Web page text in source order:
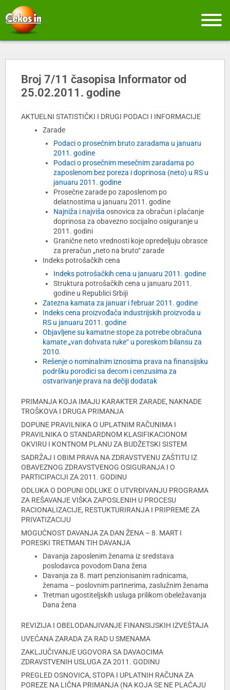
Broj 7/11 časopisa Informator od
25.02.2011. godine
AKTUELNI STATISTIČKI I DRUGI PODACI I INFORMACIJE
Zarade
Podaci o prosečnim bruto zaradama u januaru
2011. godine
Podaci o prosečnim mesečnim zaradama po
zaposlenom bez poreza i doprinosa (neto) u RS u
januaru 2011. godine
Prosečne zarade po zaposlenom po
delatnostima u januaru 2011. godine
Najniža i najviša osnovica za obračun i plaćanje
doprinosa za obavezno socijalno osiguranje u
2011. godini
Granične neto vrednosti koje opredeljuju obrasce
za preračun „neto na bruto“ zarade
Indeks potrošačkih cena
Indeks potrošačkih cena u januaru 2011. godine
Struktura potrošačkih cena u januaru 2011.
godine u Republici Srbiji
Zatezna kamata za januar i februar 2011. godine
Indeks cena proizvođača industrijskih proizvoda u
RS u januaru 2011. godine
Objavljene su kamatne stope za potrebe obračuna
kamate „van dohvata ruke“ u poreskom bilansu za
2010.
Rešenje o nominalnim iznosima prava na finansijsku
podršku porodici sa decom i cenzusima za
ostvarivanje prava na dečiji dodatak
PRIMANJA KOJA IMAJU KARAKTER ZARADE, NAKNADE
TROŠKOVA I DRUGA PRIMANJA
DOPUNE PRAVILNIKA O UPLATNIM RAČUNIMA I
PRAVILNIKA O STANDARDNOM KLASIFIKACIONOM
OKVIRU I KONTNOM PLANU ZA BUDŽETSKI SISTEM
SADRŽAJ I OBIM PRAVA NA ZDRAVSTVENU ZAŠTITU IZ
OBAVEZNOG ZDRAVSTVENOG OSIGURANJA I O
PARTICIPACIJI ZA 2011. GODINU
ODLUKA O DOPUNI ODLUKE O UTVRĐIVANJU PROGRAMA
ZA REŠAVANJE VIŠKA ZAPOSLENIH U PROCESU
RACIONALIZACIJE, RESTUKTURIRANJA I PRIPREME ZA
PRIVATIZACIJU
MOGUĆNOST DAVANJA ZA DAN ŽENA – 8. MART I
PORESKI TRETMAN TIH DAVANJA
Davanja zaposlenim ženama iz sredstava
poslodavca povodom Dana žena
Davanja za 8. mart penzionisanim radnicama,
ženama – poslovnim partnerima, zaslužnim ženama
Tretman ugostiteljskih usluga prilikom obeležavanja
Dana žena
REVIZIJA I OBELODANJIVANJE FINANSIJSKIH IZVEŠTAJA
UVEĆANA ZARADA ZA RAD U SMENAMA
ZAKLJUČIVANJE UGOVORA SA DAVAOCIMA
ZDRAVSTVENIH USLUGA ZA 2011. GODINU
PREGLED OSNOVICA, STOPA I UPLATNIH RAČUNA ZA
POREZE NA LIČNA PRIMANJA (NA KOJA SE NE PLAĆAJU